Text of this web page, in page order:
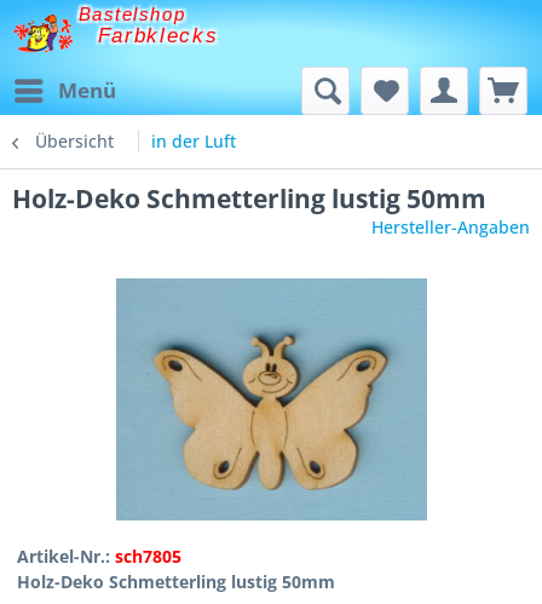
Bastelshop
Farbklecks
Menü
Übersicht in der Luft
Holz-Deko Schmetterling lustig 50mm
Hersteller-Angaben
Artikel-Nr.:sch7805
Holz-Deko Schmetterling lustig 50mm